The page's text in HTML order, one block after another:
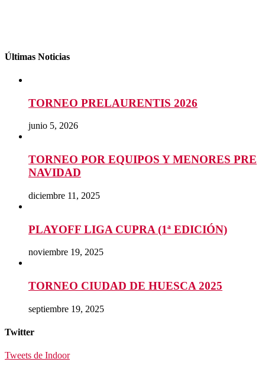
Últimas Noticias
TORNEO PRELAURENTIS 2026
junio 5, 2026
TORNEO POR EQUIPOS Y MENORES PRE
NAVIDAD
diciembre 11, 2025
PLAYOFF LIGA CUPRA (1ª EDICIÓN)
noviembre 19, 2025
TORNEO CIUDAD DE HUESCA 2025
septiembre 19, 2025
Twitter
Tweets de Indoor